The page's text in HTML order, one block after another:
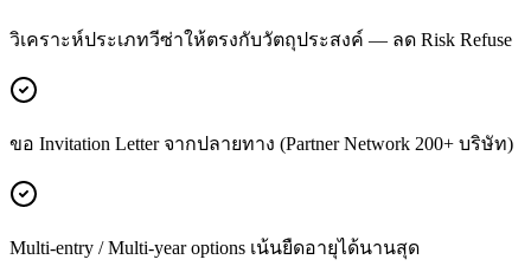
วิเคราะห์ประเภทวีซ่าให้ตรงกับวัตถุประสงค์ — ลด Risk Refuse
ขอ Invitation Letter จากปลายทาง (Partner Network 200+ บริษัท)
Multi-entry / Multi-year options เน้นยืดอายุได้นานสุด